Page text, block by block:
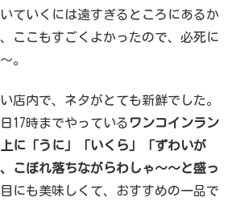
ていくには遠すぎるところにあるか
ここもすごくよかったので、必死に
。
店内で、ネタがとても新鮮でした。
17時までやっている ワンコインラン
に「うに」「いくら」「ずわいが
こぼれ落ちながらわしゃ～～と盛っ
にも美味しくて、おすすめの一品で